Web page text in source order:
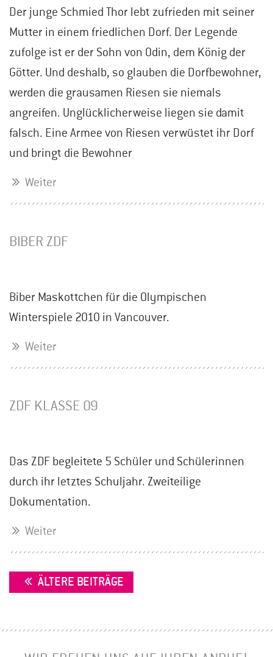
Der junge Schmied Thor lebt zufrieden mit seiner
Mutter in einem friedlichen Dorf. Der Legende
zufolge ist er der Sohn von Odin, dem König der
Götter. Und deshalb, so glauben die Dorfbewohner,
werden die grausamen Riesen sie niemals
angreifen. Unglücklicherweise liegen sie damit
falsch. Eine Armee von Riesen verwüstet ihr Dorf
und bringt die Bewohner
Weiter
BIBER ZDF
Biber Maskottchen für die Olympischen
Winterspiele 2010 in Vancouver.
Weiter
ZDF KLASSE 09
Das ZDF begleitete 5 Schüler und Schülerinnen
durch ihr letztes Schuljahr. Zweiteilige
Dokumentation.
Weiter
BEITRAGSNAVIGATION
ÄLTERE BEITRÄGE